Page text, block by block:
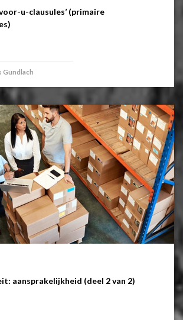
u-clausules’ (primaire
Gundlach
aansprakelijkheid (deel 2 van 2)